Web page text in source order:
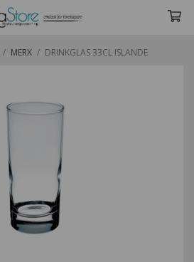
/ MERX / DRINKGLAS 33CL ISLANDE